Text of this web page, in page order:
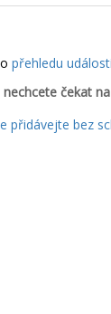
přehledu
čekat
přidávejte bez